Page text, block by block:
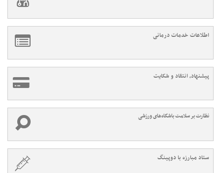
اطلاعات خدمات درمانی
پیشنهاد، انتقاد و شکایت
نظارت بر سلامت باشگاه‌های ورزشی
ستاد مبارزه با دوپینگ